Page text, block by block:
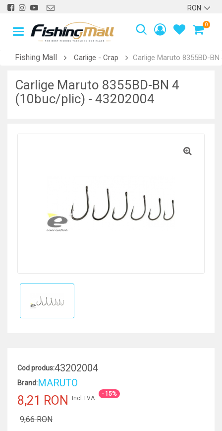
0
Fishing Mall Carlige - Crap Carlige Maruto 8355BD-
Carlige Maruto 8355BD-BN 4
(10buc/plic) - 43202004
Cod produs:43202004
Brand:MARUTO
8,21 RON
9,66 RON
- 15%
Incl.TVA